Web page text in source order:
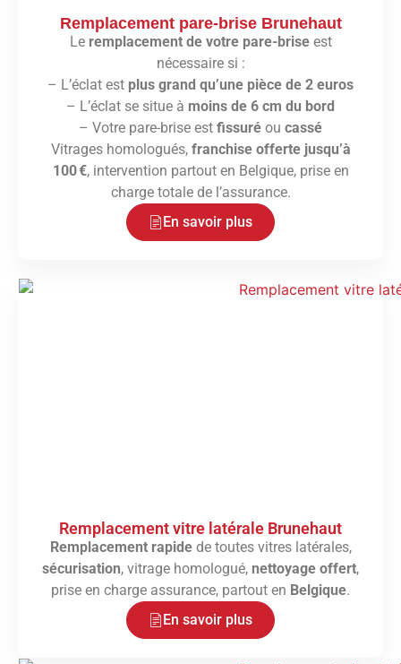
Remplacement pare-brise Brunehaut
Le remplacement de votre pare-briseest
nécessaire si :
– L’éclat est plus grand qu’une pièce de 2 euros
– L’éclat se situe à moins de 6 cm du bord
– Votre pare-brise est fissuré ou cassé
Vitrages homologués, franchise offerte jusqu’à
100 €, intervention partout en Belgique, prise en
charge totale de l’assurance.
En savoir plus
Remplacement vitre latérale Brunehaut
Remplacement rapidede toutes vitres latérales,
sécurisation, vitrage homologué, nettoyage offert,
prise en charge assurance, partout en Belgique.
En savoir plus